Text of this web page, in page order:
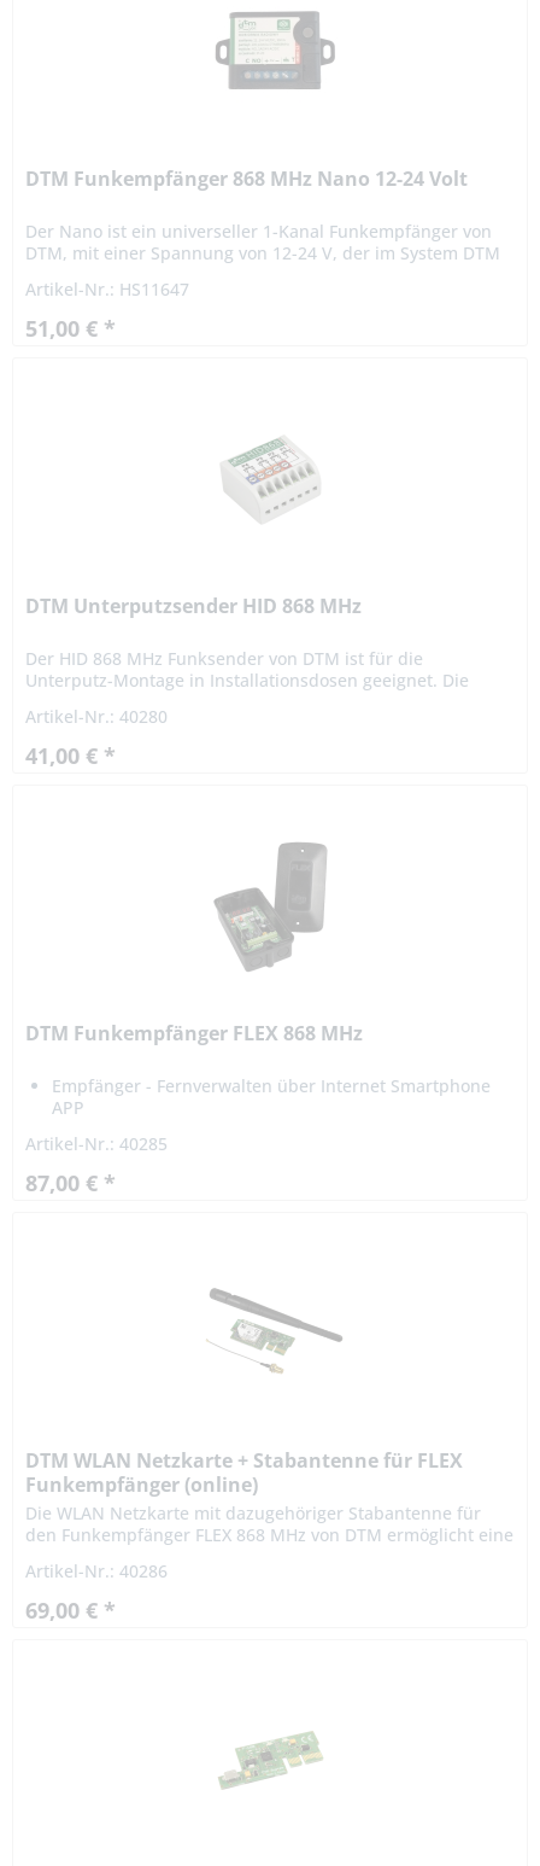
DTM Funkempfänger 868 MHz Nano 12-24 Volt
Der Nano ist ein universeller 1-Kanal Funkempfänger von
DTM, mit einer Spannung von 12-24 V, der im System DTM
Funkempfängers liegt im...
Artikel-Nr.: HS11647
51,00 € *
DTM Unterputzsender HID 868 MHz
Der HID 868 MHz Funksender von DTM ist für die
Unterputz-Montage in Installationsdosen geeignet. Die
Senders an einen Schalter...
Artikel-Nr.: 40280
41,00 € *
DTM Funkempfänger FLEX 868 MHz
Empfänger - Fernverwalten über Internet Smartphone
APP
Anwendungssoftware CLOUD-FLex (Smartphone-APP)
Artikel-Nr.: 40285
87,00 € *
DTM WLAN Netzkarte + Stabantenne für FLEX
Funkempfänger (online)
Die WLAN Netzkarte mit dazugehöriger Stabantenne für
den Funkempfänger FLEX 868 MHz von DTM ermöglicht eine
Schnittstelle für...
Artikel-Nr.: 40286
69,00 € *